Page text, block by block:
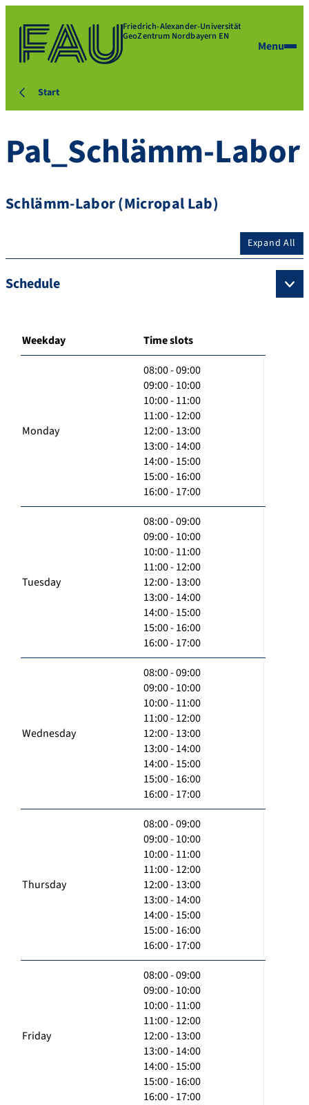
Friedrich-Alexander-Universität
GeoZentrum Nordbayern EN
Menu
Start
Pal_Schlämm-Labor
Schlämm-Labor (Micropal Lab)
Expand All
Schedule
Weekday Time slots
Monday
08:00 - 09:00
09:00 - 10:00
10:00 - 11:00
11:00 - 12:00
12:00 - 13:00
13:00 - 14:00
14:00 - 15:00
15:00 - 16:00
16:00 - 17:00
Tuesday
08:00 - 09:00
09:00 - 10:00
10:00 - 11:00
11:00 - 12:00
12:00 - 13:00
13:00 - 14:00
14:00 - 15:00
15:00 - 16:00
16:00 - 17:00
Wednesday
08:00 - 09:00
09:00 - 10:00
10:00 - 11:00
11:00 - 12:00
12:00 - 13:00
13:00 - 14:00
14:00 - 15:00
15:00 - 16:00
16:00 - 17:00
Thursday
08:00 - 09:00
09:00 - 10:00
10:00 - 11:00
11:00 - 12:00
12:00 - 13:00
13:00 - 14:00
14:00 - 15:00
15:00 - 16:00
16:00 - 17:00
Friday
08:00 - 09:00
09:00 - 10:00
10:00 - 11:00
11:00 - 12:00
12:00 - 13:00
13:00 - 14:00
14:00 - 15:00
15:00 - 16:00
16:00 - 17:00